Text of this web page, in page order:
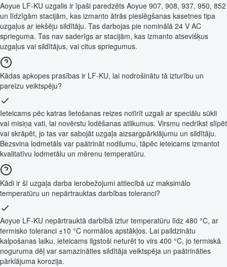
Aoyue LF-KU uzgalis ir īpaši paredzēts Aoyue 907, 908, 937, 950, 852
un līdzīgām stacijām, kas izmanto ātrās pieslēgšanas kasetnes tipa
uzgaļus ar iekšēju sildītāju. Tas darbojas pie nominālā 24 V AC
sprieguma. Tas nav saderīgs ar stacijām, kas izmanto atsevišķus
uzgaļus vai sildītājus, vai citus spriegumus.
Kādas apkopes prasības ir LF-KU, lai nodrošinātu tā izturību un
pareizu veiktspēju?
Ieteicams pēc katras lietošanas reizes notīrīt uzgali ar speciālu sūkli
vai misiņa vati, lai novērstu lodēšanas atlikumus. Virsmu nedrīkst slīpēt
vai skrāpēt, jo tas var sabojāt uzgaļa aizsargpārklājumu un sildītāju.
Bezsvina lodmetāls var paātrināt nodilumu, tāpēc ieteicams izmantot
kvalitatīvu lodmetālu un mērenu temperatūru.
Kādi ir šī uzgaļa darba ierobežojumi attiecībā uz maksimālo
temperatūru un nepārtrauktas darbības toleranci?
Aoyue LF-KU nepārtrauktā darbībā iztur temperatūru līdz 480 °C, ar
termisko toleranci ±10 °C normālos apstākļos. Lai paildzinātu
kalpošanas laiku, ieteicams ilgstoši neturēt to virs 400 °C, jo termiskā
noguruma dēļ var samazināties sildītāja veiktspēja un paātrināties
pārklājuma korozija.